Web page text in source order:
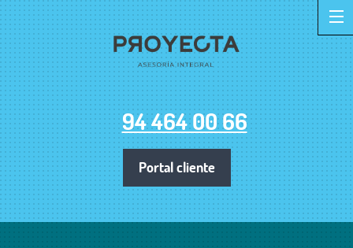
Portal cliente
94 464 00 66